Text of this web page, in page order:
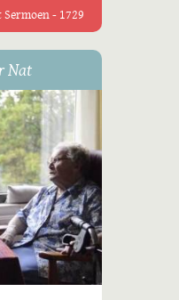
- 1729
Nat